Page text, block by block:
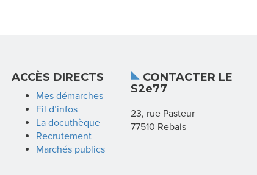
ACCÈS DIRECTS
Mes démarches
Fil d’infos
La docuthèque
Recrutement
Marchés publics
CONTACTER LE
S2e77
23, rue Pasteur
77510 Rebais